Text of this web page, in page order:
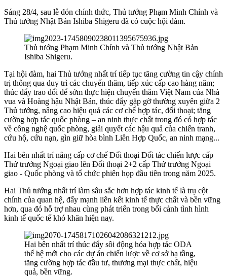
Sáng 28/4, sau lễ đón chính thức, Thủ tướng Phạm Minh Chính và
Thủ tướng Nhật Bản Ishiba Shigeru đã có cuộc hội đàm.
Thủ tướng Phạm Minh Chính và Thủ tướng Nhật Bản
Ishiba Shigeru.
Tại hội đàm, hai Thủ tướng nhất trí tiếp tục tăng cường tin cậy chính
trị thông qua duy trì các chuyến thăm, tiếp xúc cấp cao hàng năm;
thúc đẩy trao đổi để sớm thực hiện chuyến thăm Việt Nam của Nhà
vua và Hoàng hậu Nhật Bản, thúc đẩy gặp gỡ thường xuyên giữa 2
Thủ tướng, nâng cao hiệu quả các cơ chế hợp tác, đối thoại; tăng
cường hợp tác quốc phòng – an ninh thực chất trong đó có hợp tác
về công nghệ quốc phòng, giải quyết các hậu quả của chiến tranh,
cứu hộ, cứu nạn, gìn giữ hòa bình Liên Hợp Quốc, an ninh mạng...
Hai bên nhất trí nâng cấp cơ chế Đối thoại Đối tác chiến lược cấp
Thứ trưởng Ngoại giao lên Đối thoại 2+2 cấp Thứ trưởng Ngoại
giao - Quốc phòng và tổ chức phiên họp đầu tiên trong năm 2025.
Hai Thủ tướng nhất trí làm sâu sắc hơn hợp tác kinh tế là trụ cột
chính của quan hệ, đẩy mạnh liên kết kinh tế thực chất và bền vững
hơn, qua đó hỗ trợ nhau cùng phát triển trong bối cảnh tình hình
kinh tế quốc tế khó khăn hiện nay.
Hai bên nhất trí thúc đẩy sôi động hóa hợp tác ODA
thế hệ mới cho các dự án chiến lược về cơ sở hạ tầng,
tăng cường hợp tác đầu tư, thương mại thực chất, hiệu
quả, bền vững.